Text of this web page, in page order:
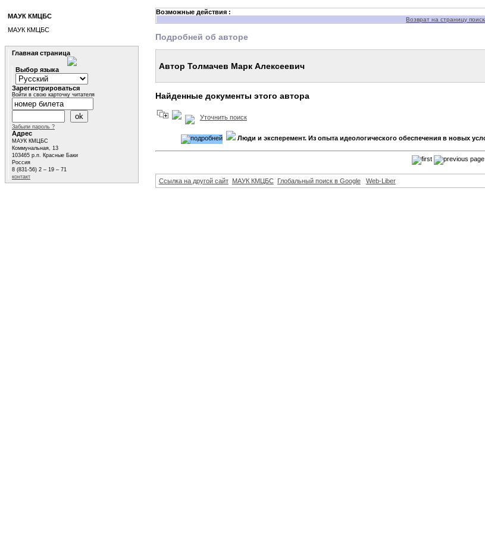
Возможные действия :
Возврат на страницу
Подробней об авторе
Автор Толмачев Марк Алексеевич
Найденные документы этого автора
Уточнить поиск
Люди и эксперемент. Из опыта идеологического обеспечения в новых
page
Ссылка на другой сайт МАУК КМЦБС Глобальный поиск в Google Web-Liber
МАУК КМЦБС
МАУК КМЦБС
Главная страница
Выбор языка
Зарегистрироваться
Войти в свою карточку читателя
Забыли пароль ?
Адрес
МАУК КМЦБС
Коммунальная, 13
103465 р.п. Красные Баки
Россия
8 (831-56) 2 – 19 – 71
контакт